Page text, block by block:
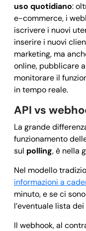
uso quotidiano:
e-commerce, i
iscrivere i nuovi
inserire i nuovi
marketing, ma
online, pubblicare
monitorare il
in tempo reale.
API vs
La grande
funzionamento
sul polling, è nella
Nel modello
informazioni a
minuto, e se ci
l’eventuale lista
Il webhook, al